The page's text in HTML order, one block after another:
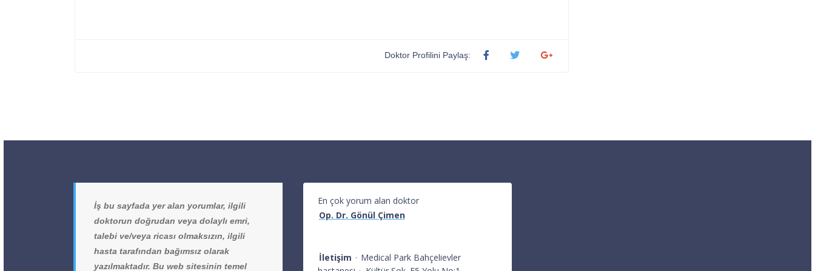
Doktor Profilini Paylaş:
İş bu sayfada yer alan yorumlar, ilgili
doktorun doğrudan veya dolaylı emri,
talebi ve/veya ricası olmaksızın, ilgili
hasta tarafından bağımsız olarak
yazılmaktadır. Bu web sitesinin temel
En çok yorum alan doktor
Op. Dr. Gönül Çimen
İletişim · Medical Park Bahçelievler